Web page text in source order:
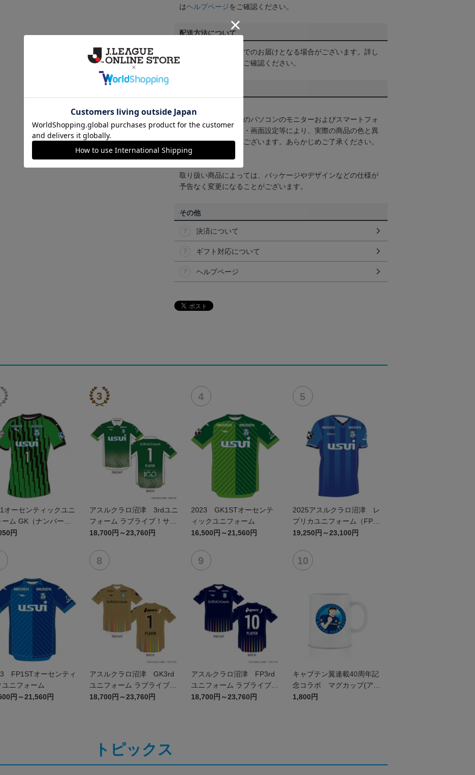
はヘルプページをご確認ください。
配送方法について
一部商品はメール便でのお届けとなる場合がございます。詳し
くは
をご確認ください。
商品画像は、お使いのパソコンのモニターおよびスマートフォ
ンのメーカー・機種・画面設定等により、実際の商品の色と異
なって見える場合がございます。あらかじめご了承ください。
取り扱い商品によっては、パッケージやデザインなどの仕様が
予告なく変更になることがございます。
その他
決済について
ギフト対応について
ヘルプページ
オーセンティックユニ
ーム GK（ナンバーの
円
アスルクラロ沼津 3rdユニ
フォーム ラブライブ！サン
シャイン!!2023エディショ
18,700円～23,760円
2023 GK1STオーセンテ
ィックユニフォーム
16,500円～21,560円
2025アスルクラロ沼津 レ
プリカユニフォーム（FP 1
st）
19,250円～23,100円
FP1STオーセンティ
ユニフォーム
円～21,560円
アスルクラロ沼津 GK3rd
ユニフォーム ラブライブ！
サンシャイン!!エディショ
18,700円～23,760円
アスルクラロ沼津 FP3rd
ユニフォーム ラブライブ！
サンシャイン!!エディショ
18,700円～23,760円
キャプテン翼連載40周年記
念コラボ マグカップ(アス
ルクラロ沼津)
1,800円
トピックス